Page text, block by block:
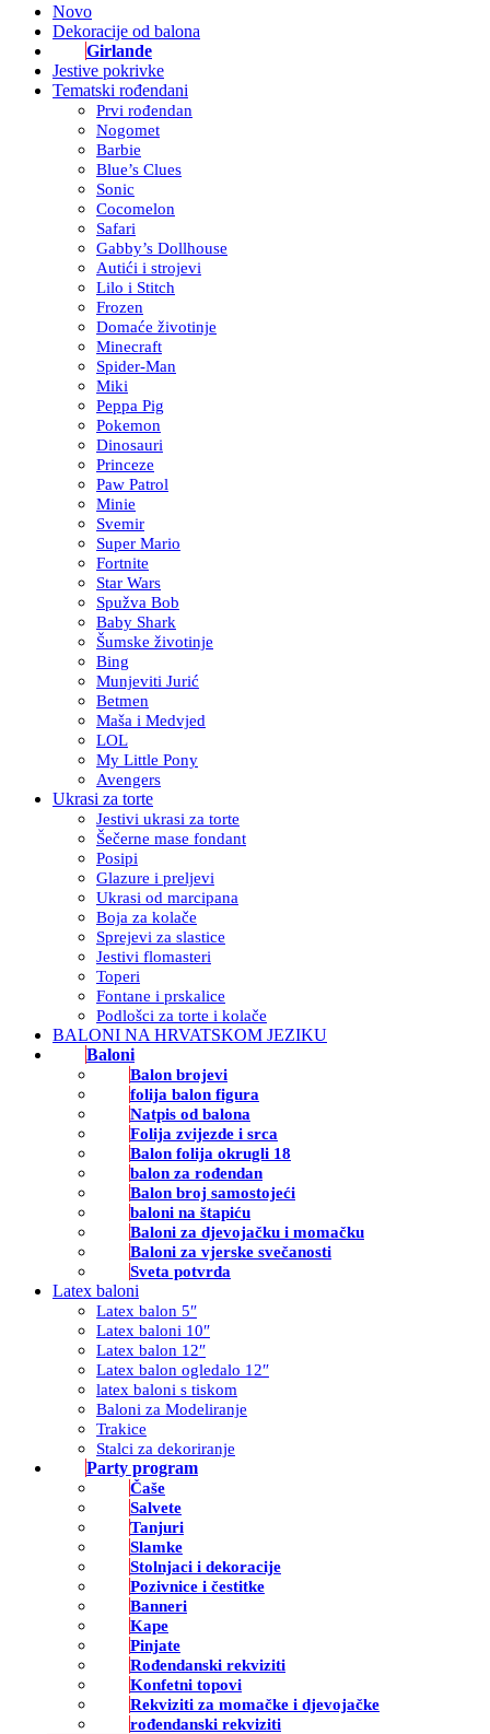
Novo
Dekoracije od balona
Girlande
Jestive pokrivke
Tematski rođendani
Prvi rođendan
Nogomet
Barbie
Blue’s Clues
Sonic
Cocomelon
Safari
Gabby’s Dollhouse
Autići i strojevi
Lilo i Stitch
Frozen
Domaće životinje
Minecraft
Spider-Man
Miki
Peppa Pig
Pokemon
Dinosauri
Princeze
Paw Patrol
Minie
Svemir
Super Mario
Fortnite
Star Wars
Spužva Bob
Baby Shark
Šumske životinje
Bing
Munjeviti Jurić
Betmen
Maša i Medvjed
LOL
My Little Pony
Avengers
Ukrasi za torte
Jestivi ukrasi za torte
Šečerne mase fondant
Posipi
Glazure i preljevi
Ukrasi od marcipana
Boja za kolače
Sprejevi za slastice
Jestivi flomasteri
Toperi
Fontane i prskalice
Podlošci za torte i kolače
BALONI NA HRVATSKOM JEZIKU
Baloni
Balon brojevi
folija balon figura
Natpis od balona
Folija zvijezde i srca
Balon folija okrugli 18
balon za rođendan
Balon broj samostojeći
baloni na štapiću
Baloni za djevojačku i momačku
Baloni za vjerske svečanosti
Sveta potvrda
Latex baloni
Latex balon 5″
Latex baloni 10″
Latex balon 12″
Latex balon ogledalo 12″
latex baloni s tiskom
Baloni za Modeliranje
Trakice
Stalci za dekoriranje
Party program
Čaše
Salvete
Tanjuri
Slamke
Stolnjaci i dekoracije
Pozivnice i čestitke
Banneri
Kape
Pinjate
Rođendanski rekviziti
Konfetni topovi
Rekviziti za momačke i djevojačke
rođendanski rekviziti